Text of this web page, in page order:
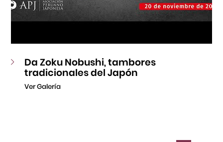
Da Zoku Nobushi, tambores
tradicionales del Japón
Ver Galería